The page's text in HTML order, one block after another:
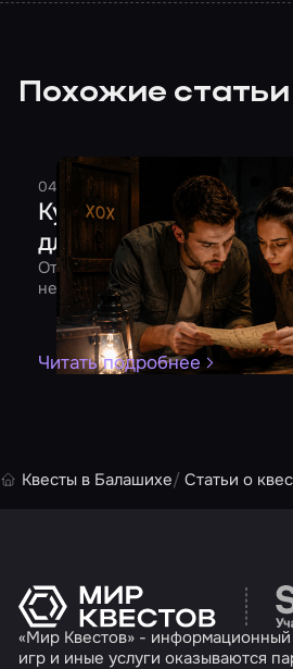
Похожие статьи
04 августа 2026 7 минут Смельчак
Куда сходить на
для двоих
От квеста до романтического
незабываемого вечера вдвоем
Читать подробнее
Квесты в Балашихе Статьи о
«Мир Квестов» -
игр и иные услуги оказываются